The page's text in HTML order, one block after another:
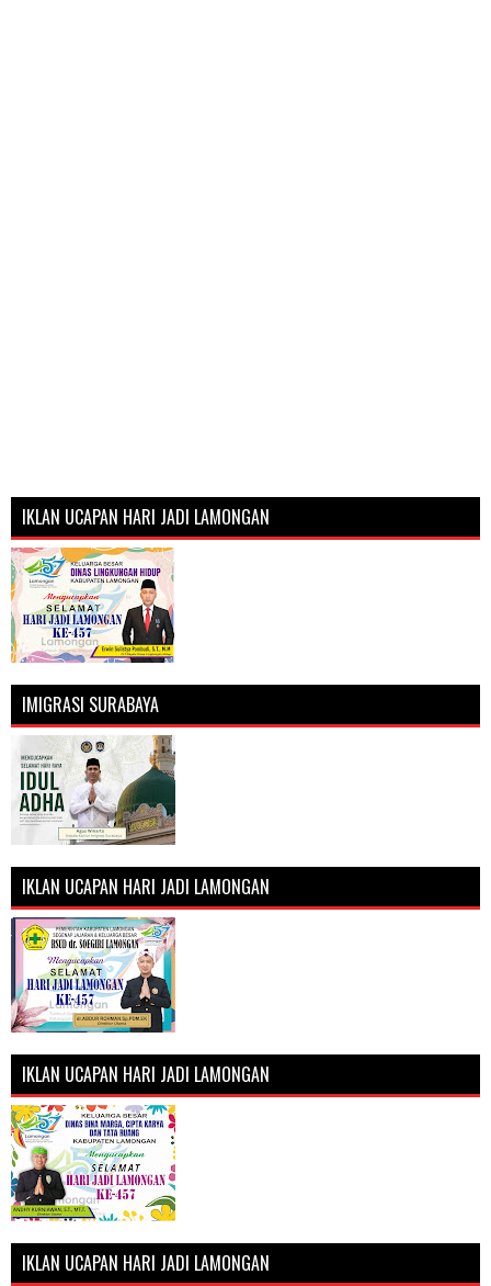
IKLAN UCAPAN HARI JADI LAMONGAN
IMIGRASI SURABAYA
IKLAN UCAPAN HARI JADI LAMONGAN
IKLAN UCAPAN HARI JADI LAMONGAN
IKLAN UCAPAN HARI JADI LAMONGAN